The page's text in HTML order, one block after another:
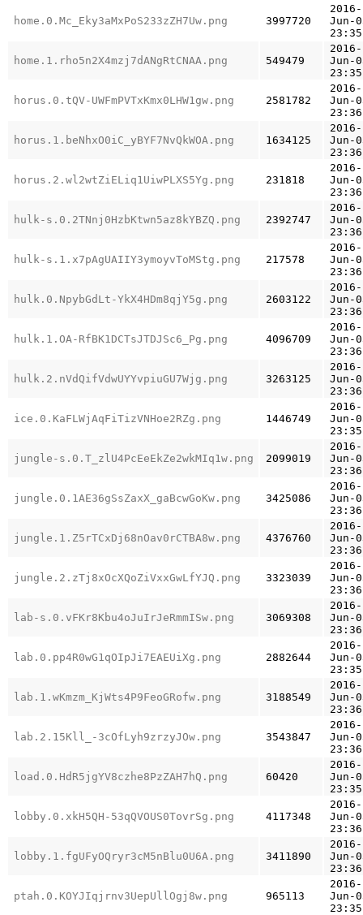
home.0.Mc_Eky3aMxPoS233zZH7Uw.png 3997720
2016-
Jun-
23:35
home.1.rho5n2X4mzj7dANgRtCNAA.png 549479
2016-
Jun-
23:35
horus.0.tQV-UWFmPVTxKmx0LHW1gw.png 2581782
2016-
Jun-
23:36
horus.1.beNhxO0iC_yBYF7NvQkWOA.png 1634125
2016-
Jun-
23:36
horus.2.wl2wtZiELiq1UiwPLXS5Yg.png 231818
2016-
Jun-
23:36
hulk-s.0.2TNnj0HzbKtwn5az8kYBZQ.png 2392747
2016-
Jun-
23:36
hulk-s.1.x7pAgUAIIY3ymoyvToMStg.png 217578
2016-
Jun-
23:36
hulk.0.NpybGdLt-YkX4HDm8qjY5g.png 2603122
2016-
Jun-
23:36
hulk.1.OA-RfBK1DCTsJTDJSc6_Pg.png 4096709
2016-
Jun-
23:36
hulk.2.nVdQifVdwUYYvpiuGU7Wjg.png 3263125
2016-
Jun-
23:36
ice.0.KaFLWjAqFiTizVNHoe2RZg.png 1446749
2016-
Jun-
23:35
jungle-s.0.T_zlU4PcEeEkZe2wkMIq1w.png 2099019
2016-
Jun-
23:36
jungle.0.1AE36gSsZaxX_gaBcwGoKw.png 3425086
2016-
Jun-
23:36
jungle.1.Z5rTCxDj68nOav0rCTBA8w.png 4376760
2016-
Jun-
23:36
jungle.2.zTj8xOcXQoZiVxxGwLfYJQ.png 3323039
2016-
Jun-
23:36
lab-s.0.vFKr8Kbu4oJuIrJeRmmISw.png 3069308
2016-
Jun-
23:36
lab.0.pp4R0wG1qOIpJi7EAEUiXg.png 2882644
2016-
Jun-
23:35
lab.1.wKmzm_KjWts4P9FeoGRofw.png 3188549
2016-
Jun-
23:36
lab.2.15Kll_-3cOfLyh9zrzyJOw.png 3543847
2016-
Jun-
23:36
load.0.HdR5jgYV8czhe8PzZAH7hQ.png 60420
2016-
Jun-
23:35
lobby.0.xkH5QH-53qQVOUS0TovrSg.png 4117348
2016-
Jun-
23:36
lobby.1.fgUFyOQryr3cM5nBlu0U6A.png 3411890
2016-
Jun-
23:36
ptah.0.KOYJIqjrnv3UepUllOgj8w.png 965113
2016-
Jun-
23:35